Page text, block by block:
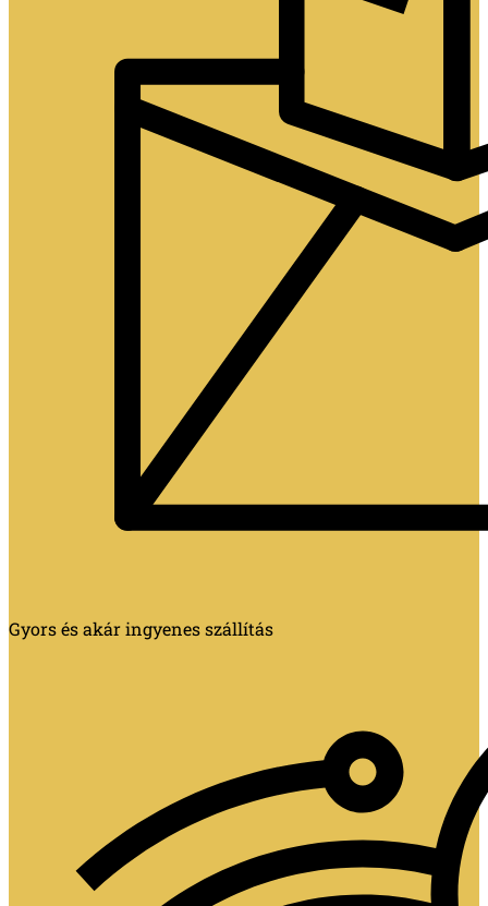
Gyors és akár ingyenes szállítás